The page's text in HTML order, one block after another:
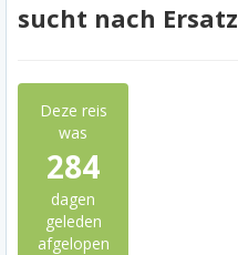
sucht nach
Deze reis
was
284
dagen
geleden
afgelopen